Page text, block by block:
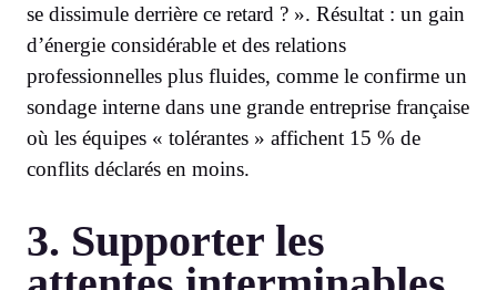
se dissimule derrière ce retard ? ». Résultat : un gain
d’énergie considérable et des relations
professionnelles plus fluides, comme le confirme un
sondage interne dans une grande entreprise française
où les équipes « tolérantes » affichent 15 % de
conflits déclarés en moins.
3. Supporter les